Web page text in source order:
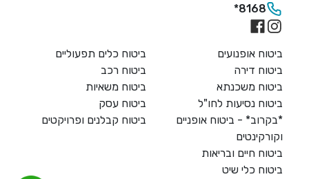
*8168
ביטוח אופנועים
ביטוח דירה
ביטוח משכנתא
ביטוח נסיעות לחו"ל
*בקרוב* - ביטוח אופניים
וקורקינטים
ביטוח כלים תפעוליים
ביטוח רכב
ביטוח משאיות
ביטוח עסק
ביטוח קבלנים ופרויקטים
ביטוח חיים ובריאות
ביטוח כלי שיט